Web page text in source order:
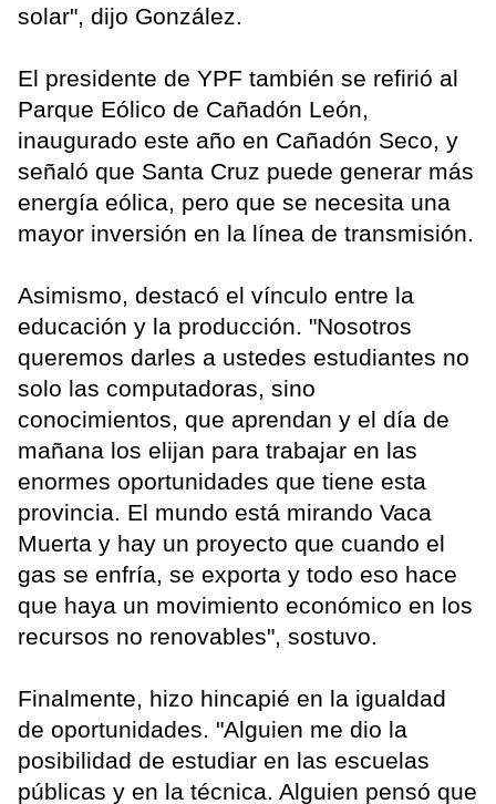
solar", dijo González.
El presidente de YPF también se refirió al
Parque Eólico de Cañadón León,
inaugurado este año en Cañadón Seco, y
señaló que Santa Cruz puede generar más
energía eólica, pero que se necesita una
mayor inversión en la línea de transmisión.
Asimismo, destacó el vínculo entre la
educación y la producción. "Nosotros
queremos darles a ustedes estudiantes no
solo las computadoras, sino
conocimientos, que aprendan y el día de
mañana los elijan para trabajar en las
enormes oportunidades que tiene esta
provincia. El mundo está mirando Vaca
Muerta y hay un proyecto que cuando el
gas se enfría, se exporta y todo eso hace
que haya un movimiento económico en los
recursos no renovables", sostuvo.
Finalmente, hizo hincapié en la igualdad
de oportunidades. "Alguien me dio la
posibilidad de estudiar en las escuelas
públicas y en la técnica. Alguien pensó que